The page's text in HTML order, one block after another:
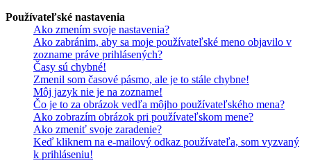
Používateľské nastavenia
Ako zmením svoje nastavenia?
Ako zabránim, aby sa moje používateľské meno objavilo v
zozname práve prihlásených?
Časy sú chybné!
Zmenil som časové pásmo, ale je to stále chybne!
Môj jazyk nie je na zozname!
Čo je to za obrázok vedľa môjho používateľského mena?
Ako zobrazím obrázok pri používateľskom mene?
Ako zmeniť svoje zaradenie?
Keď kliknem na e-mailový odkaz používateľa, som vyzvaný
k prihláseniu!